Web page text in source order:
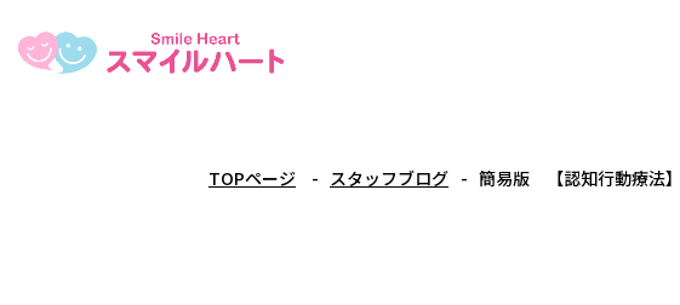
TOPページ スタッフブログ 簡易版 【認知行動療法】